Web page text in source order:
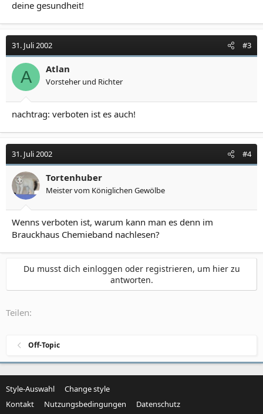
deine gesundheit!
31. Juli 2002 #3
A Atlan
Vorsteher und Richter
nachtrag: verboten ist es auch!
31. Juli 2002 #4
Tortenhuber
Meister vom Königlichen Gewölbe
Wenns verboten ist, warum kann man es denn im
Brauckhaus Chemieband nachlesen?
Du musst dich einloggen oder registrieren, um hier zu
antworten.
Teilen:
Off-Topic
Style-Auswahl
Change style
Kontakt
Nutzungsbedingungen Datenschutz